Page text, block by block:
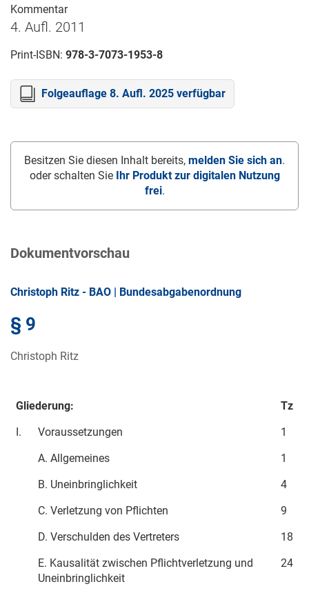
Kommentar
4. Aufl. 2011
Print-ISBN: 978-3-7073-1953-8
Folgeauflage 8. Aufl. 2025 verfügbar
Besitzen Sie diesen Inhalt bereits, melden Sie sich an.
oder schalten Sie Ihr Produkt zur digitalen Nutzung
frei.
Dokumentvorschau
Christoph Ritz - BAO | Bundesabgabenordnung
§ 9
Christoph Ritz
Gliederung:
Tz
I.
Voraussetzungen
1
A. Allgemeines
1
B. Uneinbringlichkeit
4
C. Verletzung von Pflichten
9
D. Verschulden des Vertreters
18
E. Kausalität zwischen Pflichtverletzung und
Uneinbringlichkeit
24